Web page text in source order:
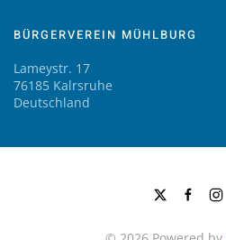
BÜRGERVEREIN MÜHLBURG
Lameystr. 17
76185 Kalrsruhe
Deutschland